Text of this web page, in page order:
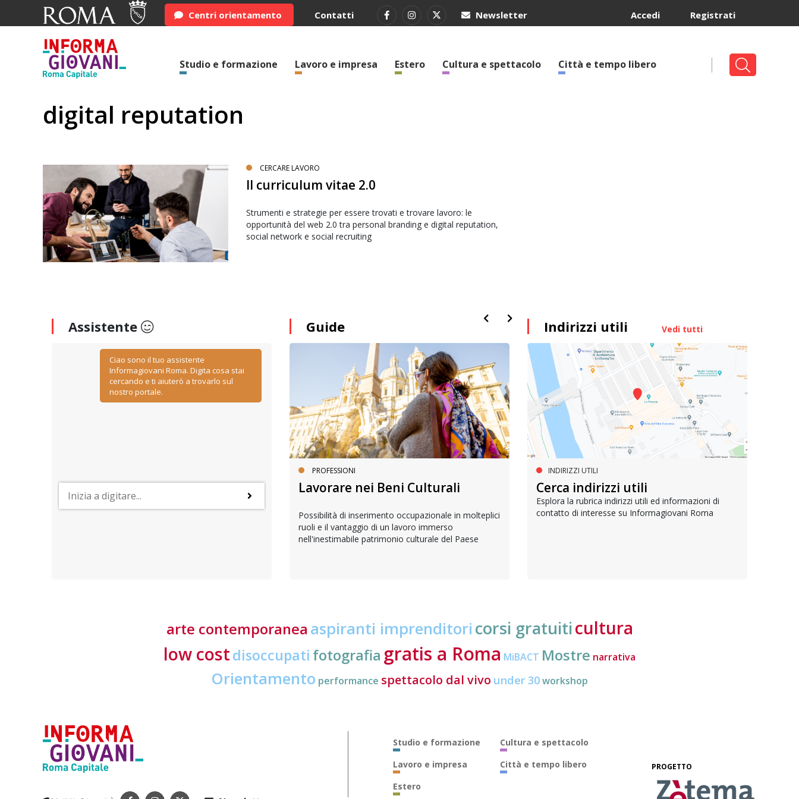
Centri orientamento Contatti Newsletter Registrati
Accedi
Studio e formazione Lavoro e impresa Estero Cultura e spettacolo Città e tempo libero
digital reputation
CERCARE LAVORO
Il curriculum vitae 2.0
Strumenti e strategie per essere trovati e trovare lavoro: le
opportunità del web 2.0 tra personal branding e digital reputation,
social network e social recruiting
Assistente
Ciao sono il tuo assistente
Informagiovani Roma. Digita cosa stai
cercando e ti aiuterò a trovarlo sul
nostro portale.
Guide
Lavorare nelle risorse umane
PROFESSIONI
Lavorare nei Beni Culturali
Possibilità di inserimento occupazionale in molteplici
ruoli e il vantaggio di un lavoro immerso
nell'inestimabile patrimonio culturale del Paese
SERVIZI SOCIALI E AI CITTADINI
Inclusione e opportunità per
giovani con disabilità
Indirizzi utili Vedi tutti
INDIRIZZI UTILI
Cerca indirizzi utili
Esplora la rubrica indirizzi utili ed informazioni di
contatto di interesse su Informagiovani Roma
arte contemporanea aspiranti imprenditori corsi gratuiticultura
low costdisoccupati fotografia gratis a Roma MiBACT Mostre narrativa
Orientamento performance spettacolo dal vivo under 30workshop
Studio e formazione
Lavoro e impresa
Estero
Cultura e spettacolo
Città e tempo libero
PROGETTO